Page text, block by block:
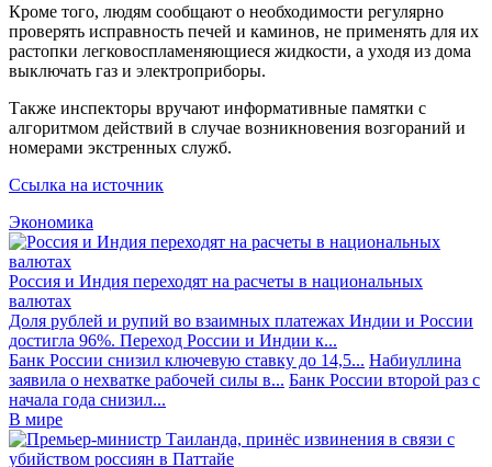
Кроме того, людям сообщают о необходимости регулярно
проверять исправность печей и каминов, не применять для их
растопки легковоспламеняющиеся жидкости, а уходя из дома
выключать газ и электроприборы.
Также инспекторы вручают информативные памятки с
алгоритмом действий в случае возникновения возгораний и
номерами экстренных служб.
Ссылка на источник
Экономика
Россия и Индия переходят на расчеты в национальных
валютах
Доля рублей и рупий во взаимных платежах Индии и России
достигла 96%. Переход России и Индии к...
Банк России снизил ключевую ставку до 14,5... Набиуллина
заявила о нехватке рабочей силы в... Банк России второй раз с
начала года снизил...
В мире